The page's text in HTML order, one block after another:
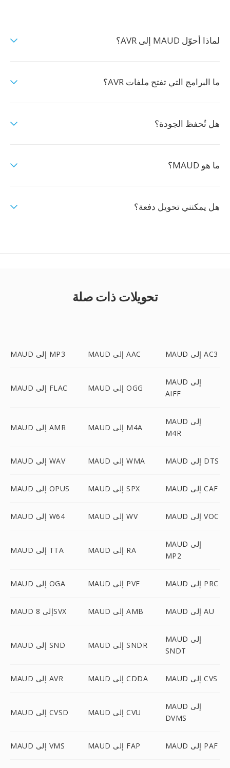
لماذا أحوّل MAUD إلى AVR؟
ما البرامج التي تفتح ملفات AVR؟
هل تُحفظ الجودة؟
ما هو MAUD؟
هل يمكنني تحويل دفعة؟
تحويلات ذات صلة
MAUD إلى MP3 MAUD إلى AAC MAUD إلى AC3
MAUD إلى FLAC MAUD إلى OGG
MAUD إلى
AIFF
MAUD إلى AMR MAUD إلى M4A
MAUD إلى
M4R
MAUD إلى WAV MAUD إلى WMA MAUD إلى DTS
MAUD إلى OPUS MAUD إلى SPX MAUD إلى CAF
MAUD إلى W64 MAUD إلى WV MAUD إلى VOC
MAUD إلى TTA MAUD إلى RA
MAUD إلى
MP2
MAUD إلى OGA MAUD إلى PVF MAUD إلى PRC
MAUD إلى 8SVX MAUD إلى AMB MAUD إلى AU
MAUD إلى SND MAUD إلى SNDR
MAUD إلى
SNDT
MAUD إلى AVR MAUD إلى CDDA MAUD إلى CVS
MAUD إلى CVSD MAUD إلى CVU
MAUD إلى
DVMS
MAUD إلى VMS MAUD إلى FAP MAUD إلى PAF